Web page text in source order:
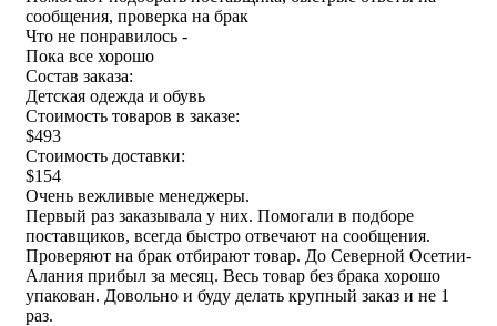
сообщения, проверка на брак
Что не понравилось -
Пока все хорошо
Состав заказа:
Детская одежда и обувь
Стоимость товаров в заказе:
$493
Стоимость доставки:
$154
Очень вежливые менеджеры.
Первый раз заказывала у них. Помогали в подборе
поставщиков, всегда быстро отвечают на сообщения.
Проверяют на брак отбирают товар. До Северной Осетии-
Алания прибыл за месяц. Весь товар без брака хорошо
упакован. Довольно и буду делать крупный заказ и не 1
раз.